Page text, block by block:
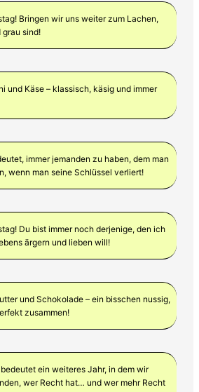
Bringen wir uns weiter zum Lachen,
sind!
und Käse – klassisch, käsig und immer
immer jemanden zu haben, dem man
wenn man seine Schlüssel verliert!
Du bist immer noch derjenige, den ich
ärgern und lieben will!
und Schokolade – ein bisschen nussig,
zusammen!
ein weiteres Jahr, in dem wir
wer Recht hat… und wer mehr Recht